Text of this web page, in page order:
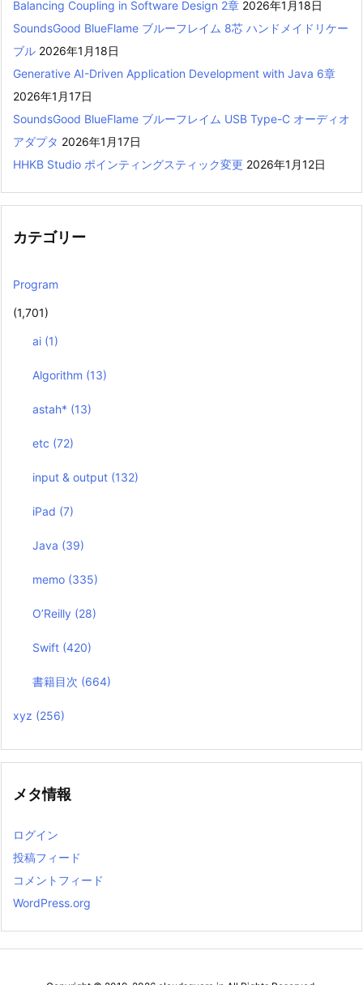
Balancing Coupling in Software Design 2章 2026年1月18日
SoundsGood BlueFlame ブルーフレイム 8芯 ハンドメイドリケー
ブル 2026年1月18日
Generative AI-Driven Application Development with Java 6章
2026年1月17日
SoundsGood BlueFlame ブルーフレイム USB Type-C オーディオ
アダプタ 2026年1月17日
HHKB Studio ポインティングスティック変更 2026年1月12日
カテゴリー
Program
(1,701)
ai (1)
Algorithm (13)
astah* (13)
etc (72)
input & output (132)
iPad (7)
Java (39)
memo (335)
O’Reilly (28)
Swift (420)
書籍目次 (664)
xyz (256)
メタ情報
ログイン
投稿フィード
コメントフィード
WordPress.org